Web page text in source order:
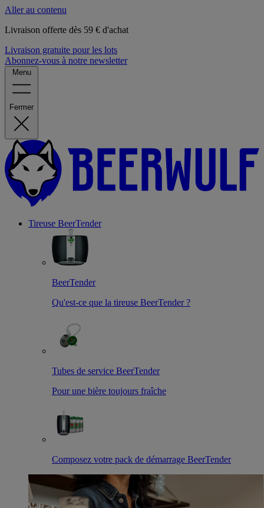
Aller au contenu
Livraison offerte dès 59 € d'achat
Livraison gratuite pour les lots
Abonnez-vous à notre newsletter
Menu
Fermer
Tireuse BeerTender
BeerTender
Qu'est-ce que la tireuse BeerTender ?
Tubes de service BeerTender
Pour une bière toujours fraîche
Composez votre pack de démarrage BeerTender